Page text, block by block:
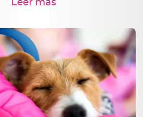
Leer más